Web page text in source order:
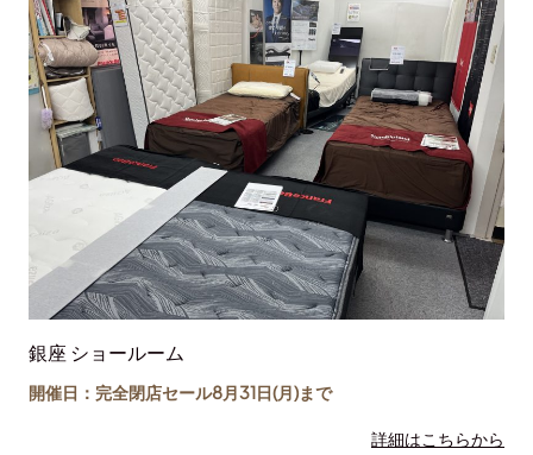
銀座 ショールーム
開催日：完全閉店セール8月31日(月)まで
詳細はこちらから